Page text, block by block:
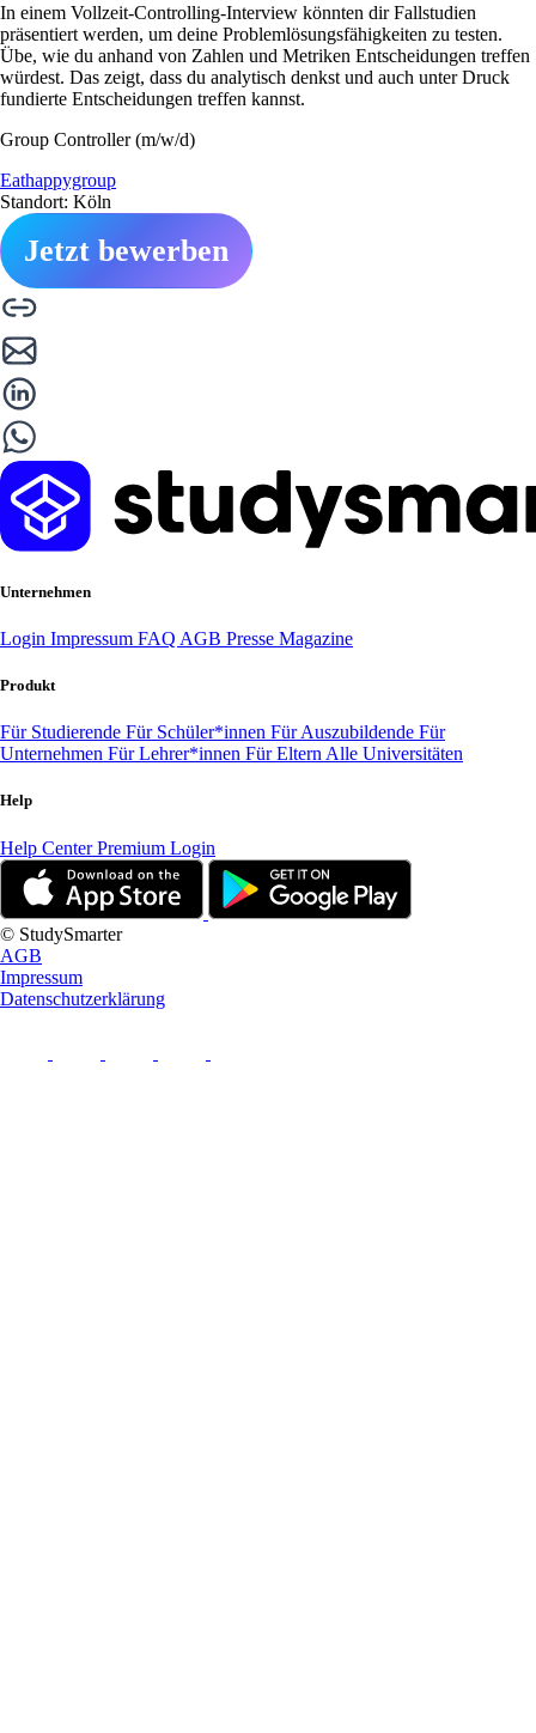
In einem Vollzeit-Controlling-Interview könnten dir Fallstudien
präsentiert werden, um deine Problemlösungsfähigkeiten zu testen.
Übe, wie du anhand von Zahlen und Metriken Entscheidungen treffen
würdest. Das zeigt, dass du analytisch denkst und auch unter Druck
fundierte Entscheidungen treffen kannst.
Group Controller (m/w/d)
Eathappygroup
Standort: Köln
Jetzt bewerben
Unternehmen
Login Impressum FAQ AGB Presse Magazine
Produkt
Für Studierende Für Schüler*innen Für Auszubildende Für
Unternehmen Für Lehrer*innen Für Eltern Alle Universitäten
Help
Help CenterPremium Login
© StudySmarter
AGB
Impressum
Datenschutzerklärung